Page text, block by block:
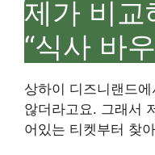
제가 비교
“식사 바
상하이 디즈니랜드
않더라고요. 그래서
어있는 티켓부터 찾